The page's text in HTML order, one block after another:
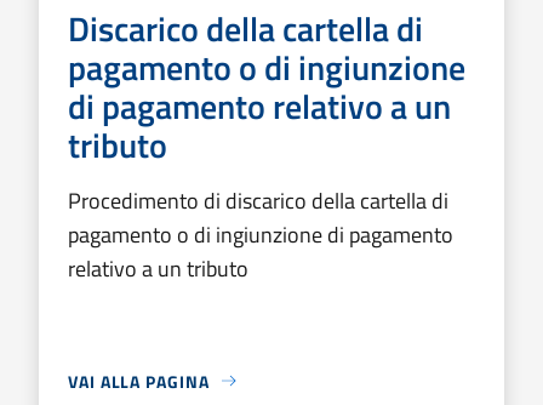
Discarico della cartella di
pagamento o di ingiunzione
di pagamento relativo a un
tributo
Procedimento di discarico della cartella di
pagamento o di ingiunzione di pagamento
relativo a un tributo
VAI ALLA PAGINA